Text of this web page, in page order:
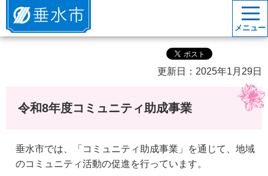
垂水市
メニュー
更新日：2025年1月29日
令和8年度コミュニティ助成事業
垂水市では、「コミュニティ助成事業」を通じて、地域
のコミュニティ活動の促進を行っています。